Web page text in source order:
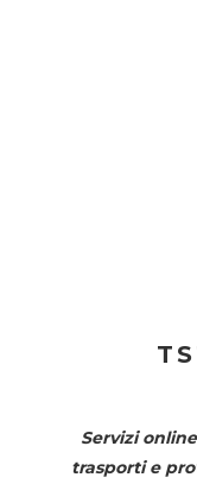
Servizi
trasporti e